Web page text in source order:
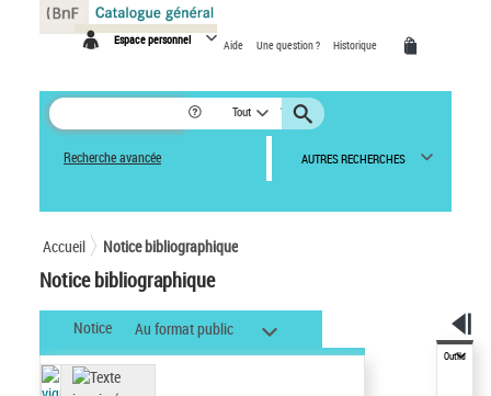
Espace personnel Aide Une question ? Historique
Tout
Recherche avancée AUTRES RECHERCHES
Accueil Notice bibliographique
Notice bibliographique
Notice Au format public
Outils
Panneau de gestion des cookies